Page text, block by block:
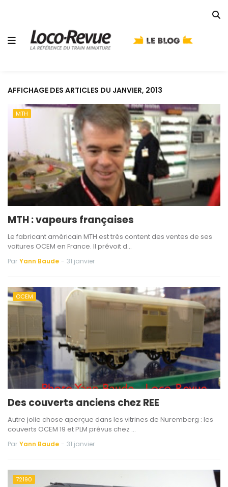
AFFICHAGE DES ARTICLES DU JANVIER, 2013
MTH
MTH : vapeurs françaises
Le fabricant américain MTH est très content des ventes de ses
voitures OCEM en France. Il prévoit d…
Par Yann Baude - 31 janvier
OCEM
Des couverts anciens chez REE
Autre jolie chose aperçue dans les vitrines de Nuremberg : les
couverts OCEM 19 et PLM prévus chez …
Par Yann Baude - 31 janvier
72190